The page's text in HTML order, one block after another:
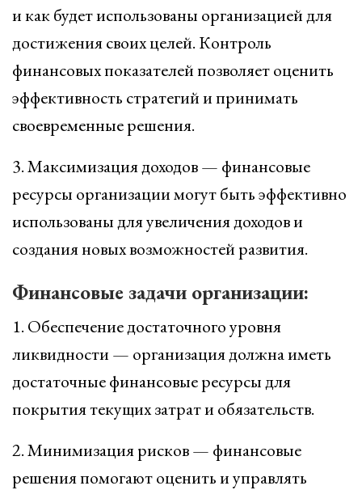
и как будет использованы организацией для
достижения своих целей. Контроль
финансовых показателей позволяет оценить
эффективность стратегий и принимать
своевременные решения.
3. Максимизация доходов — финансовые
ресурсы организации могут быть эффективно
использованы для увеличения доходов и
создания новых возможностей развития.
Финансовые задачи организации:
1. Обеспечение достаточного уровня
ликвидности — организация должна иметь
достаточные финансовые ресурсы для
покрытия текущих затрат и обязательств.
2. Минимизация рисков — финансовые
решения помогают оценить и управлять